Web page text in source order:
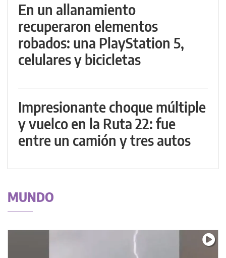
En un allanamiento
recuperaron elementos
robados: una PlayStation 5,
celulares y bicicletas
Impresionante choque múltiple
y vuelco en la Ruta 22: fue
entre un camión y tres autos
MUNDO